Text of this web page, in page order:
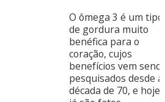
O ômega 3 é um tipo
de gordura muito
benéfica para o
coração, cujos
benefícios vem
pesquisados desde a
década de 70, e hoje